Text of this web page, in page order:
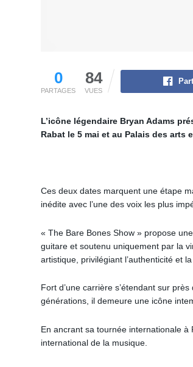
0
PARTAGES
84
VUES
L’icône légendaire Bryan Adams
Rabat le 5 mai et au Palais des arts
Ces deux dates marquent une étape
inédite avec l’une des voix les plus
« The Bare Bones Show » propose
guitare et soutenu uniquement par la
artistique, privilégiant l’authenticité et
Fort d’une carrière s’étendant sur
générations, il demeure une icône
En ancrant sa tournée internationale
international de la musique.